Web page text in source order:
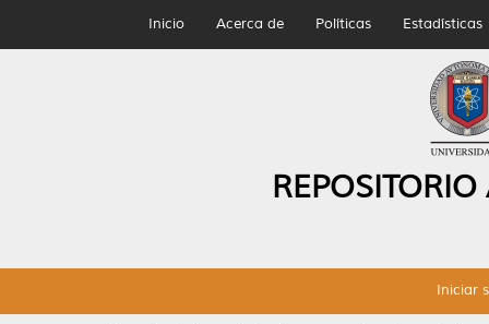
Inicio Acerca de Políticas Estadísticas
Iniciar